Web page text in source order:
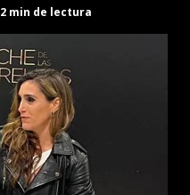
2 min de lectura